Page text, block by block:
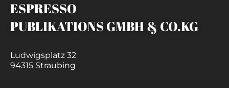
ESPRESSO
PUBLIKATIONS GMBH & CO.KG
Ludwigsplatz 32
94315 Straubing